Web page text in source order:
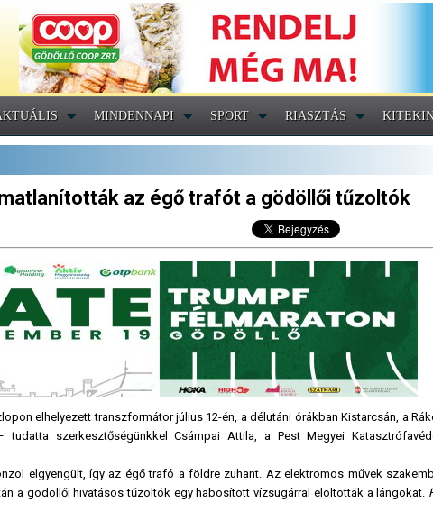
MINDENNAPI SPORT RIASZTÁS
az égő trafót a gödöllői tűzoltók
elhelyezett transzformátor július 12-én, a délutáni órákban Kistarcsán, a
szerkesztőségünkkel Csámpai Attila, a Pest Megyei
elgyengült, így az égő trafó a földre zuhant. Az elektromos művek
a gödöllői hivatásos tűzoltók egy habosított vízsugárral eloltották a lángokat.